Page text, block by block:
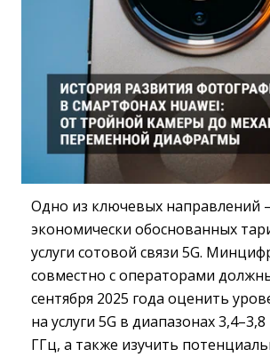
Одно из ключевых направлений
экономически обоснованных
услуги сотовой связи 5G.
совместно с операторами
сентября 2025 года оценить
на услуги 5G в диапазонах
ГГц, а также изучить